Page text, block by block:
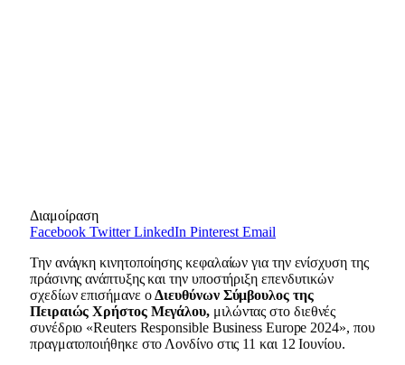
Διαμοίραση
Facebook Twitter LinkedIn Pinterest Email
Την ανάγκη κινητοποίησης κεφαλαίων για την ενίσχυση της
πράσινης ανάπτυξης και την υποστήριξη επενδυτικών
σχεδίων επισήμανε οΔιευθύνων Σύμβουλος της
Πειραιώς Χρήστος Μεγάλου, μιλώντας στο διεθνές
συνέδριο «Reuters Responsible Business Europe 2024», που
πραγματοποιήθηκε στο Λονδίνο στις 11 και 12 Ιουνίου.